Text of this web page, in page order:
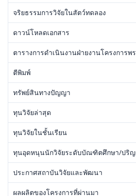
จริยธรรมการวิจัยในสัตว์ทดลอง
ดาวน์โหลดเอกสาร
ตารางการดำเนินงานฝ่ายงานโครงการพ
ตีพิมพ์
ทรัพย์สินทางปัญญา
ทุนวิจัยล่าสุด
ทุนวิจัยในชั้นเรียน
ทุนอุดหนุนนักวิจัยระดับบัณฑิตศึกษา/ปริ
ประกาศสถาบันวิจัยและพัฒนา
ผลผลิตของโครงการที่ผ่านมา